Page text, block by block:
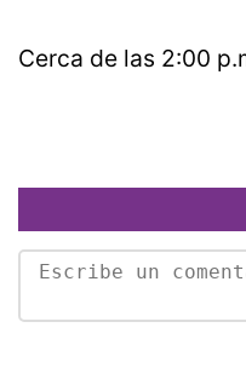
Cerca de las 2:00